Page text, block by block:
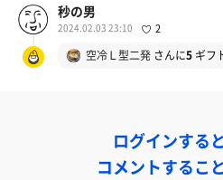
秒の男
2024.02.03 23:10 2
空冷Ｌ型二発さんに5ギフ
ログインする
コメントするこ